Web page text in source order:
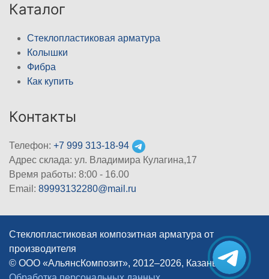
Каталог
Стеклопластиковая арматура
Колышки
Фибра
Как купить
Контакты
Телефон: +7 999 313-18-94
Адрес склада: ул. Владимира Кулагина,17
Время работы: 8:00 - 16.00
Email: 89993132280@mail.ru
Стеклопластиковая композитная арматура от
производителя
© ООО «АльянсКомпозит», 2012–2026, Казань
|